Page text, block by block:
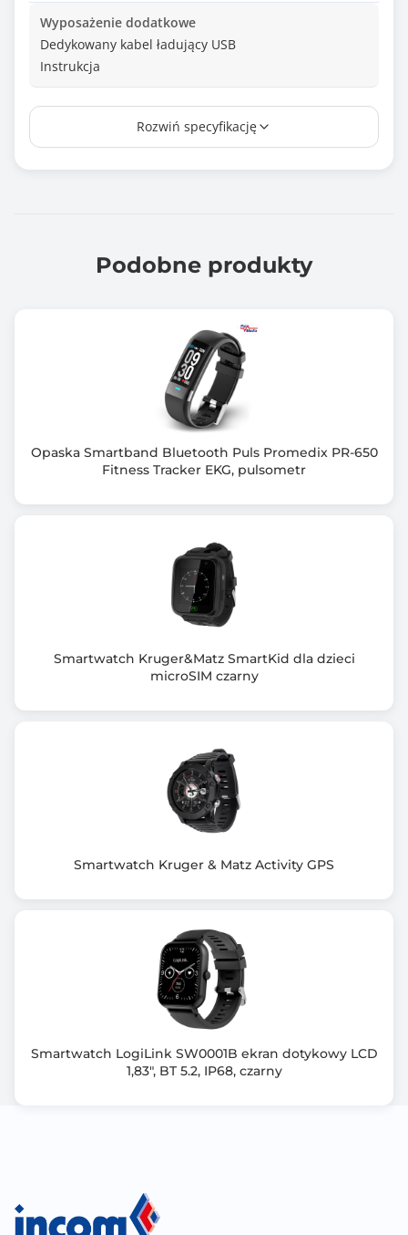
Wyposażenie dodatkowe
Dedykowany kabel ładujący USB
Instrukcja
Zawiera baterię / akumulator
Informacje dodatkowe
- Badanie tlenu we krwi
- Połączenia telefoniczne przez Bluetooth
- Android 8.0 i wyższy
Pojemność baterii: 550 mAh
Żywotność baterii: do 18 dni
System operacyjny: Xiaomi HyperOS
Waga: 11,9 g (bez paska)
Gwarancja producenta [mies.]
Rozwiń specyfikację
Podobne produkty
Opaska Smartband Bluetooth Puls Promedix PR-650
Fitness Tracker EKG, pulsometr
Smartwatch Kruger&Matz SmartKid dla dzieci
microSIM czarny
Smartwatch Kruger & Matz Activity GPS
Smartwatch LogiLink SW0001B ekran dotykowy LCD
1,83", BT 5.2, IP68, czarny